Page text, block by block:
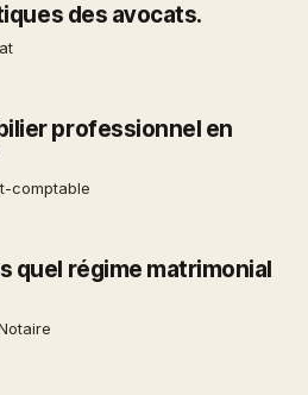
des avocats.
professionnel en
comptable
quel régime matrimonial